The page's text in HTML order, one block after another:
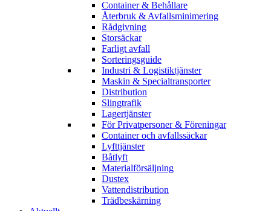
Container & Behållare
Återbruk & Avfallsminimering
Rådgivning
Storsäckar
Farligt avfall
Sorteringsguide
Industri & Logistiktjänster
Maskin & Specialtransporter
Distribution
Slingtrafik
Lagertjänster
För Privatpersoner & Föreningar
Container och avfallssäckar
Lyfttjänster
Båtlyft
Materialförsäljning
Dustex
Vattendistribution
Trädbeskärning